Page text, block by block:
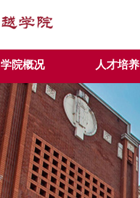
学院概况 人才培养